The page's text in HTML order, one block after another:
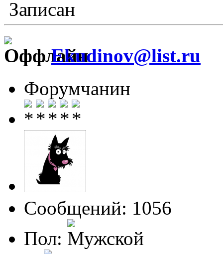
Записан
Ekudinov@list.ru
Форумчанин
Сообщений: 1056
Пол: